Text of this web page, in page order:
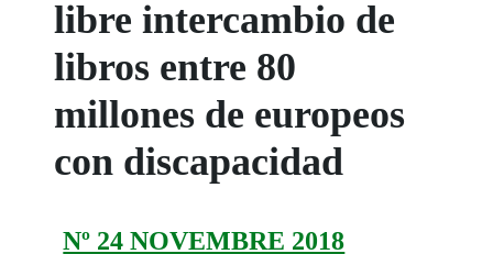
libre intercambio de
libros entre 80
millones de europeos
con discapacidad
Nº 24 NOVEMBRE 2018